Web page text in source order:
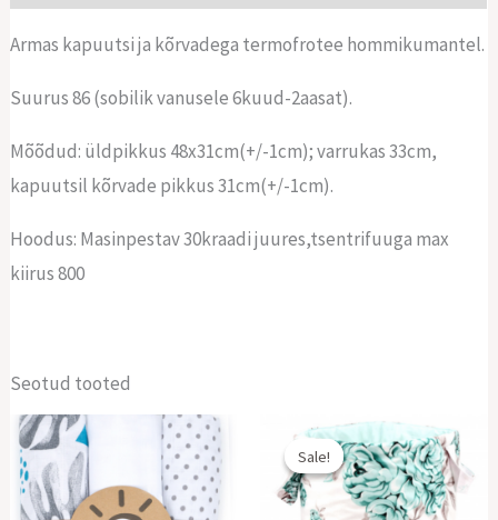
Armas kapuutsi ja kõrvadega termofrotee hommikumantel.
Suurus 86 (sobilik vanusele 6kuud-2aasat).
Mõõdud: üldpikkus 48x31cm(+/-1cm); varrukas 33cm,
kapuutsil kõrvade pikkus 31cm(+/-1cm).
Hoodus: Masinpestav 30kraadi juures,tsentrifuuga max
kiirus 800
Seotud tooted
Sale!
Sale!